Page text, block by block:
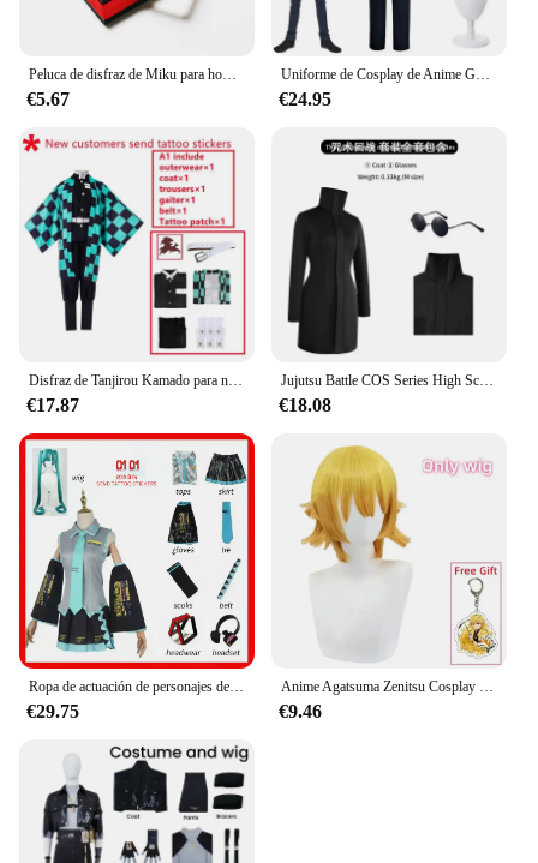
Peluca de disfraz de Miku para hombre de talla europea, conjunto completo de tela de cuero plateado, traje de uniforme de estilo masculino Mikuo
€5.67
Uniforme de Cosplay de Anime Gojo Satoru, Jujutsu Kaisen Gojo Satoru, uniforme de escuela secundaria, traje de peluca, disfraces de Halloween
€24.95
€17.87
Jujutsu Battle COS Series High School Gojo faldas para mujer cosplay y Anime ropa COS para mujer
€18.08
€29.75 €9.46